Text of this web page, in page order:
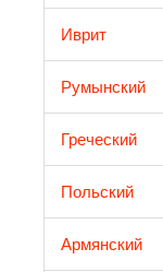
Иврит
Румынский
Греческий​
Польский
Армянский